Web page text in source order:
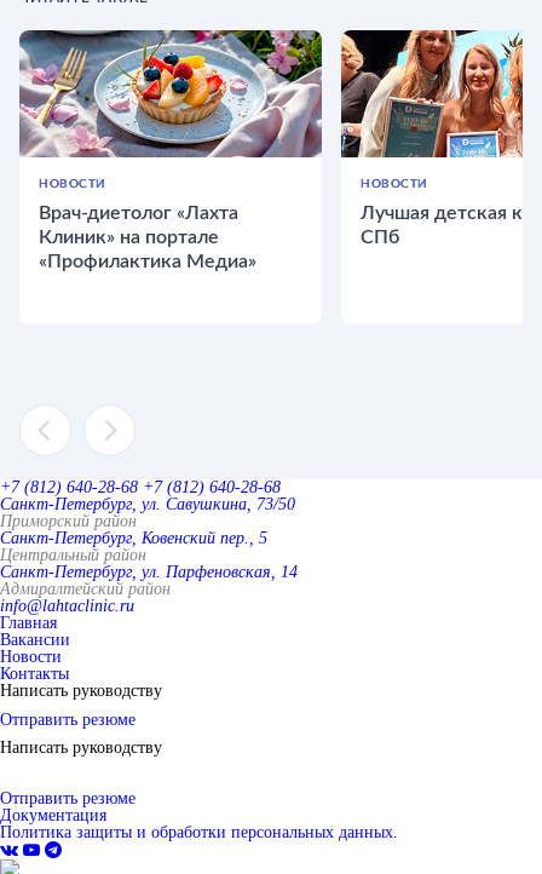
НОВОСТИ
Врач-диетолог «Лахта
Клиник» на портале
«Профилактика Медиа»
НОВОСТИ
Лучшая детская
СПб
+7 (812) 640-28-68 +7 (812) 640-28-68
Санкт-Петербург, ул. Савушкина, 73/50
Приморский район
Санкт-Петербург, Ковенский пер., 5
Центральный район
Санкт-Петербург, ул. Парфеновская, 14
Адмиралтейский район
info@lahtaclinic.ru
Главная
Вакансии
Новости
Контакты
Написать руководству
Отправить резюме
Написать руководству
Отправить резюме
Документация
Политика защиты и обработки персональных данных.